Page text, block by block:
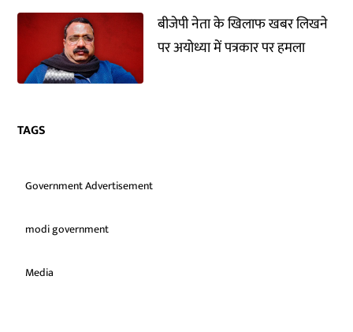
बीजेपी नेता के खिलाफ खबर लिखने
पर अयोध्या में पत्रकार पर हमला
TAGS
Government Advertisement
modi government
Media